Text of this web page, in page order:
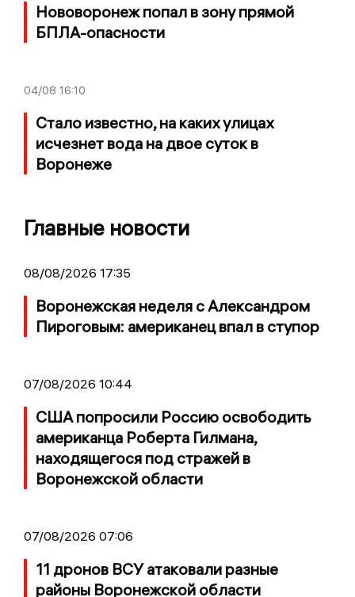
Нововоронеж попал в зону прямой
БПЛА-опасности
04/08 16:10
Стало известно, на каких улицах
исчезнет вода на двое суток в
Воронеже
Главные новости
08/08/2026 17:35
Воронежская неделя с Александром
Пироговым: американец впал в ступор
07/08/2026 10:44
США попросили Россию освободить
американца Роберта Гилмана,
находящегося под стражей в
Воронежской области
07/08/2026 07:06
11 дронов ВСУ атаковали разные
районы Воронежской области